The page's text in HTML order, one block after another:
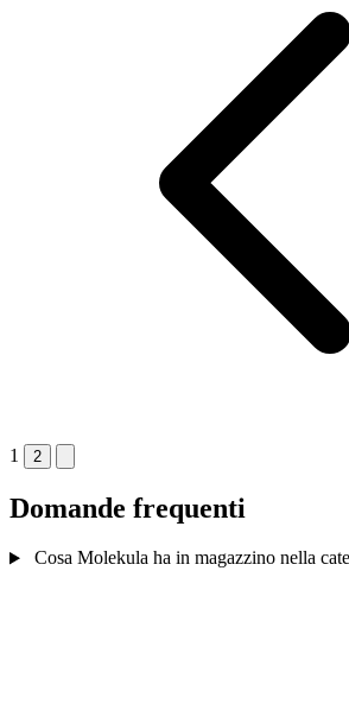
1 2
Domande frequenti
Cosa Molekula ha in magazzino nella